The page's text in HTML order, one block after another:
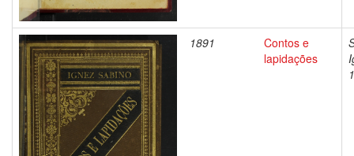
1891
Contos e
lapidações